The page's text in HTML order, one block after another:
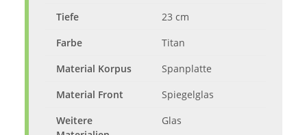
Tiefe
23 cm
Farbe
Titan
Material Korpus
Spanplatte
Material Front
Spiegelglas
Weitere
Glas